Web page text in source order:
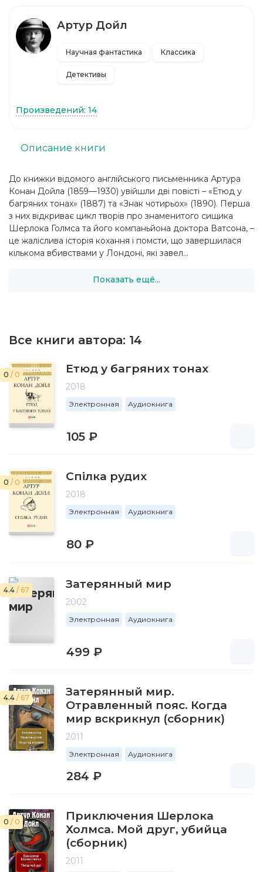
До книжки відомого англійського письменника Артура
Конан Дойла (1859—1930) увійшли дві повісті – «Етюд у
багряних тонах» (1887) та «Знак чотирьох» (1890). Перша
з них відкриває цикл творів про знаменитого сищика
Шерлока Голмса та його компаньйона доктора Ватсона, –
це жаліслива історія кохання і помсти, що завершилася
кількома вбивствами у Лондоні, які завел...
Показать ещё...
Описание книги
Все книги автора: 14
0 / 0 Етюд у багряних тонах
2018
Электронная Аудиокнига
105 ₽
0 / 0 Спілка рудих
2018
Электронная Аудиокнига
80 ₽
4.4 / 67 Затерянный мир
2002
Электронная Аудиокнига
499 ₽
4.4 / 67
Затерянный мир.
Отравленный пояс. Когда
мир вскрикнул (сборник)
2011
Электронная Аудиокнига
284 ₽
0 / 0
Приключения Шерлока
Холмса. Мой друг, убийца
(сборник)
2011
Артур Дойл
Научная фантастика Классика
Детективы
Произведений: 14